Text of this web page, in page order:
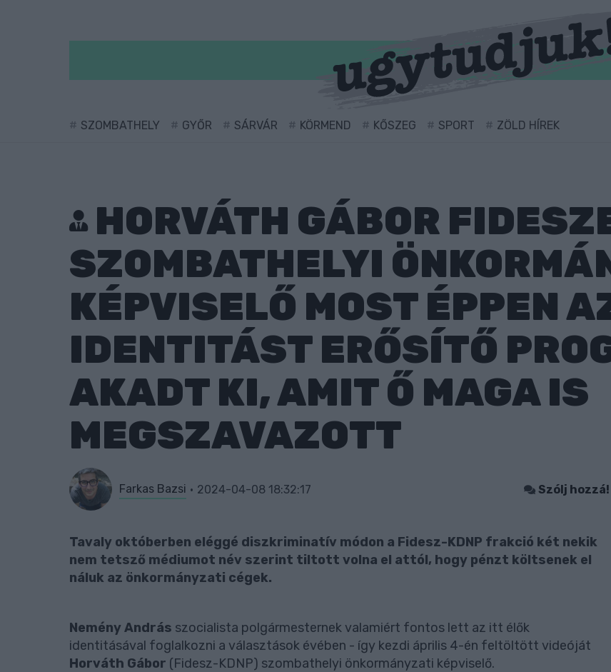
SZOMBATHELY GYŐR SÁRVÁR KÖRMEND KŐSZEG SPORT ZÖLD HÍREK
HORVÁTH GÁBOR
SZOMBATHELYI
KÉPVISELŐ MOST ÉPPEN
IDENTITÁST ERŐSÍTŐ
AKADT KI, AMIT Ő MAGA IS
MEGSZAVAZOTT
Farkas Bazsi 2024-04-08 18:32:17 Szólj hozzá!
Tavaly októberben eléggé diszkriminatív módon a Fidesz-KDNP frakció két nekik
nem tetsző médiumot név szerint tiltott volna el attól, hogy pénzt költsenek el
náluk az önkormányzati cégek.
Nemény András szocialista polgármesternek valamiért fontos lett az itt élők
identitásával foglalkozni a választások évében - így kezdi április 4-én feltöltött videóját
Horváth Gábor (Fidesz-KDNP) szombathelyi önkormányzati képviselő.